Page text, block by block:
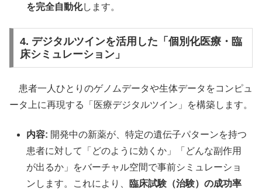
を完全自動化します。
4. デジタルツインを活用した「個別化医療・臨
床シミュレーション」
患者一人ひとりのゲノムデータや生体データをコンピュ
ータ上に再現する「医療デジタルツイン」を構築します。
内容: 開発中の新薬が、特定の遺伝子パターンを持つ
患者に対して「どのように効くか」「どんな副作用
が出るか」をバーチャル空間で事前シミュレーショ
ンします。これにより、
臨床試験（治験）の成功率